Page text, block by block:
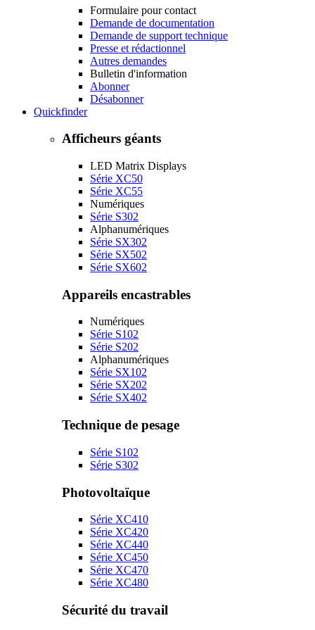
Formulaire pour contact
Demande de documentation
Demande de support technique
Presse et rédactionnel
Autres demandes
Bulletin d'information
Abonner
Désabonner
Quickfinder
Afficheurs géants
LED Matrix Displays
Série XC50
Série XC55
Numériques
Série S302
Alphanumériques
Série SX302
Série SX502
Série SX602
Appareils encastrables
Numériques
Série S102
Série S202
Alphanumériques
Série SX102
Série SX202
Série SX402
Technique de pesage
Série S102
Série S302
Photovoltaïque
Série XC410
Série XC420
Série XC440
Série XC450
Série XC470
Série XC480
Sécurité du travail